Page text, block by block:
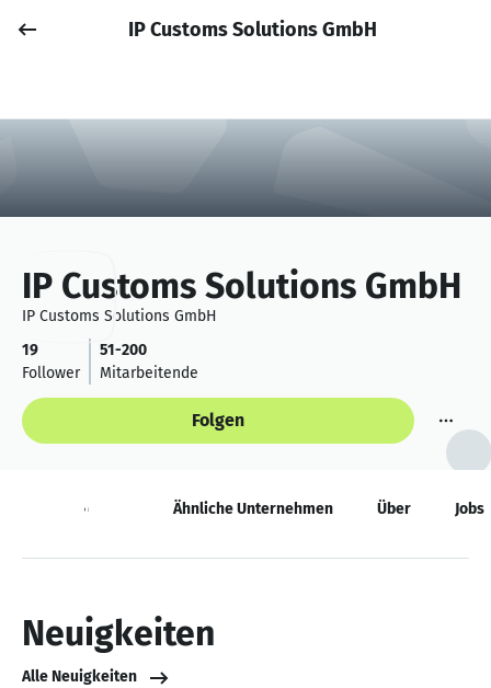
Anmelden
IP Customs Solutions GmbH
IP Customs Solutions GmbH
IP Customs Solutions GmbH
19
Follower
51-200
Mitarbeitende
Folgen
Neuigkeiten Ähnliche Unternehmen Über Jobs
Neuigkeiten
Alle Neuigkeiten